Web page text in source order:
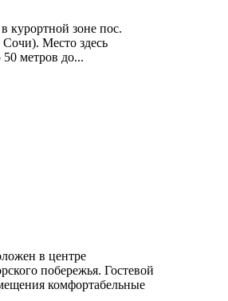
курортной зоне пос.
Сочи). Место здесь
метров до...
в центре
побережья. Гостевой
комфортабельные